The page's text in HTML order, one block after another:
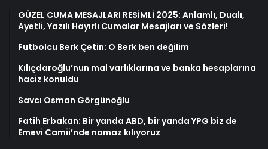
GÜZEL CUMA MESAJLARI RESİMLİ 2025: Anlamlı, Dualı,
Ayetli, Yazılı Hayırlı Cumalar Mesajları ve Sözleri!
Futbolcu Berk Çetin: O Berk ben değilim
Kılıçdaroğlu’nun mal varlıklarına ve banka hesaplarına
haciz konuldu
Savcı Osman Görgünoğlu
Fatih Erbakan: Bir yanda ABD, bir yanda YPG biz de
Emevi Camii’nde namaz kılıyoruz